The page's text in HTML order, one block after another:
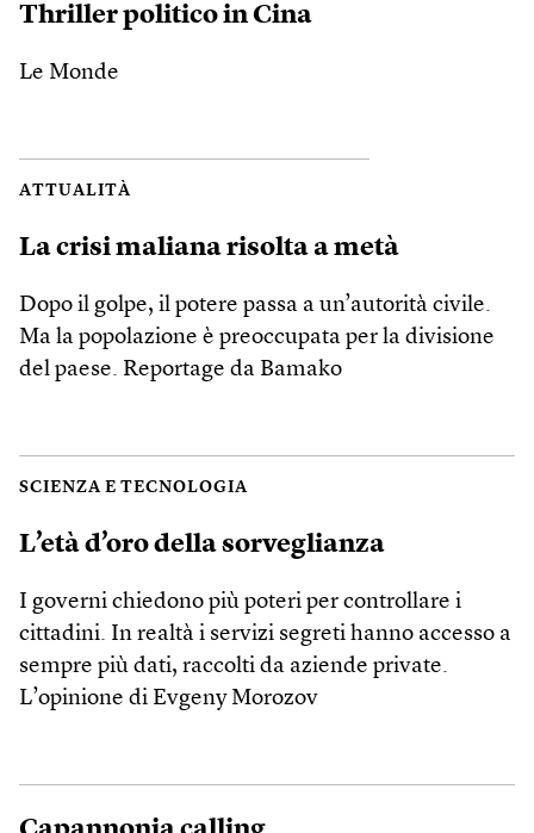
Thriller politico in Cina
Le Monde
ATTUALITÀ
La crisi maliana risolta a metà
Dopo il golpe, il potere passa a un’autorità civile.
Ma la popolazione è preoccupata per la divisione
del paese. Reportage da Bamako
SCIENZA E TECNOLOGIA
L’età d’oro della sorveglianza
I governi chiedono più poteri per controllare i
cittadini. In realtà i servizi segreti hanno accesso a
sempre più dati, raccolti da aziende private.
L’opinione di Evgeny Morozov